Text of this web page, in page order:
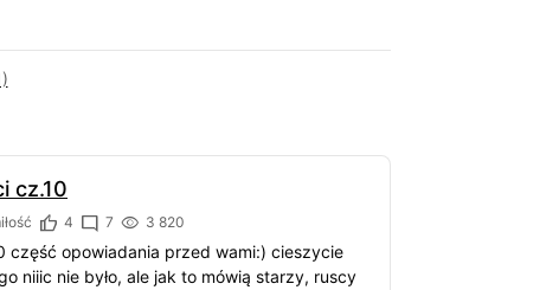
cz.10
4 7 3 820
część opowiadania przed wami:) cieszycie
niiic nie było, ale jak to mówią starzy, ruscy